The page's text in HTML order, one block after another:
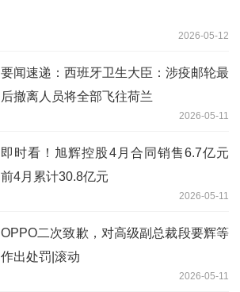
2026-05-12
要闻速递：西班牙卫生大臣：涉疫邮轮最
后撤离人员将全部飞往荷兰
2026-05-11
即时看！旭辉控股4月合同销售6.7亿元
前4月累计30.8亿元
2026-05-11
OPPO二次致歉，对高级副总裁段要辉等
作出处罚|滚动
2026-05-11